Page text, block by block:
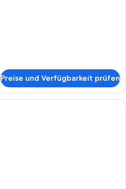
Preise und Verfügbarkeit prüfen